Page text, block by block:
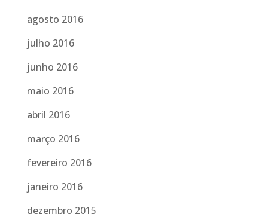
agosto 2016
julho 2016
junho 2016
maio 2016
abril 2016
março 2016
fevereiro 2016
janeiro 2016
dezembro 2015